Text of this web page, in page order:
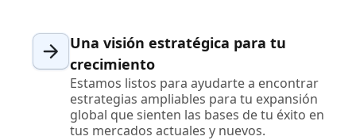
Una visión estratégica para tu
crecimiento
Estamos listos para ayudarte a encontrar
estrategias ampliables para tu expansión
global que sienten las bases de tu éxito en
tus mercados actuales y nuevos.